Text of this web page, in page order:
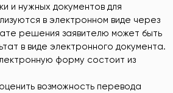
и нужных документов для
в электронном виде через
решения заявителю может быть
в виде электронного документа.
форму состоит из
возможность перевода